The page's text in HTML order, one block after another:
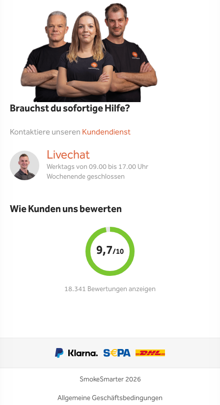
Brauchst du sofortige Hilfe?
Kontaktiere unseren Kundendienst
Livechat
Werktags von 09.00 bis 17.00 Uhr
Wochenende geschlossen
Wie Kunden uns bewerten
9,7/10
18.341 Bewertungen anzeigen
SmokeSmarter 2026
Allgemeine Geschäftsbedingungen